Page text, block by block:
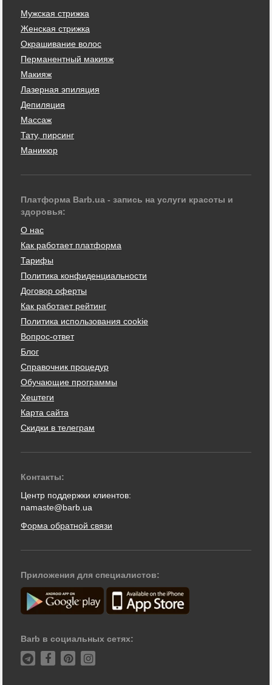
Мужская стрижка
Женская стрижка
Окрашивание волос
Перманентный макияж
Макияж
Лазерная эпиляция
Депиляция
Массаж
Тату, пирсинг
Маникюр
Платформа Barb.ua - запись на услуги красоты и
здоровья:
О нас
Как работает платформа
Тарифы
Политика конфиденциальности
Договор оферты
Как работает рейтинг
Политика использования cookie
Вопрос-ответ
Блог
Справочник процедур
Обучающие программы
Хештеги
Карта сайта
Скидки в телеграм
Контакты:
Центр поддержки клиентов:
namaste@barb.ua
Форма обратной связи
Приложения для специалистов:
Barb в социальных сетях: